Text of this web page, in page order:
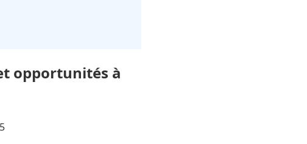
opportunités à